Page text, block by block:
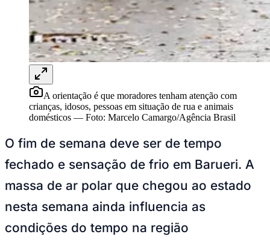
Panorama Econômico
Panorama Econômico
Para Sua Empresa
Anuncie no Portal
Verificar Empresa
Anunciar Vagas
Novo
Publicidade Legal
NBA
Fórmula 1
Tênis (ATP)
NHL
Vôlei
A orientação é que moradores tenham atenção com
crianças, idosos, pessoas em situação de rua e animais
domésticos — Foto: Marcelo Camargo/Agência Brasil
O fim de semana deve ser de tempo
fechado e sensação de frio em Barueri. A
massa de ar polar que chegou ao estado
nesta semana ainda influencia as
condições do tempo na região